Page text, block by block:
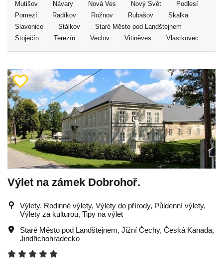
Mutišov Návary Nová Ves Nový Svět
Podlesí
Pomezí
Radíkov Rožnov Rubašov
Skalka
Slavonice
Stálkov
Staré Město pod Landštejnem
Stoječín
Terezín Veclov Vitiněves Vlastkovec
Výlet na zámek Dobrohoř.
Výlety, Rodinné výlety, Výlety do přírody, Půldenní výlety,
Výlety za kulturou, Tipy na výlet
Staré Město pod Landštejnem, Jižní Čechy, Česká Kanada,
Jindřichohradecko